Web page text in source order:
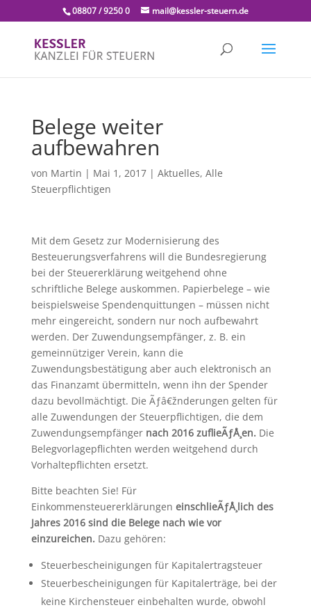
08807 / 9250 0 mail@kessler-steuern.de
Belege weiter
aufbewahren
von Martin | Mai 1, 2017| Aktuelles, Alle
Steuerpflichtigen
Mit dem Gesetz zur Modernisierung des
Besteuerungsverfahrens will die Bundesregierung
bei der Steuererklärung weitgehend ohne
schriftliche Belege auskommen. Papierbelege – wie
beispielsweise Spendenquittungen – müssen nicht
mehr eingereicht, sondern nur noch aufbewahrt
werden. Der Zuwendungsempfänger, z. B. ein
gemeinnütziger Verein, kann die
Zuwendungsbestätigung aber auch elektronisch an
das Finanzamt übermitteln, wenn ihn der Spender
dazu bevollmächtigt. Die Ãƒâ€žnderungen gelten für
alle Zuwendungen der Steuerpflichtigen, die dem
Zuwendungsempfänger nach 2016 zuflieÃƒÅ¸en. Die
Belegvorlagepflichten werden weitgehend durch
Vorhaltepflichten ersetzt.
Bitte beachten Sie! Für
Einkommensteuererklärungen einschlieÃƒÅ¸lich des
Jahres 2016 sind die Belege nach wie vor
einzureichen. Dazu gehören:
Steuerbescheinigungen für Kapitalertragsteuer
Steuerbescheinigungen für Kapitalerträge, bei der
keine Kirchensteuer einbehalten wurde, obwohl